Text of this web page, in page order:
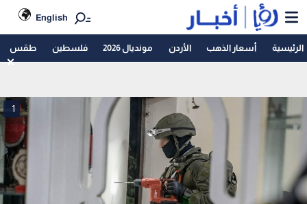
English
الرئيسية أسعار الذهب الأردن مونديال 2026 فلسطين طقس
1